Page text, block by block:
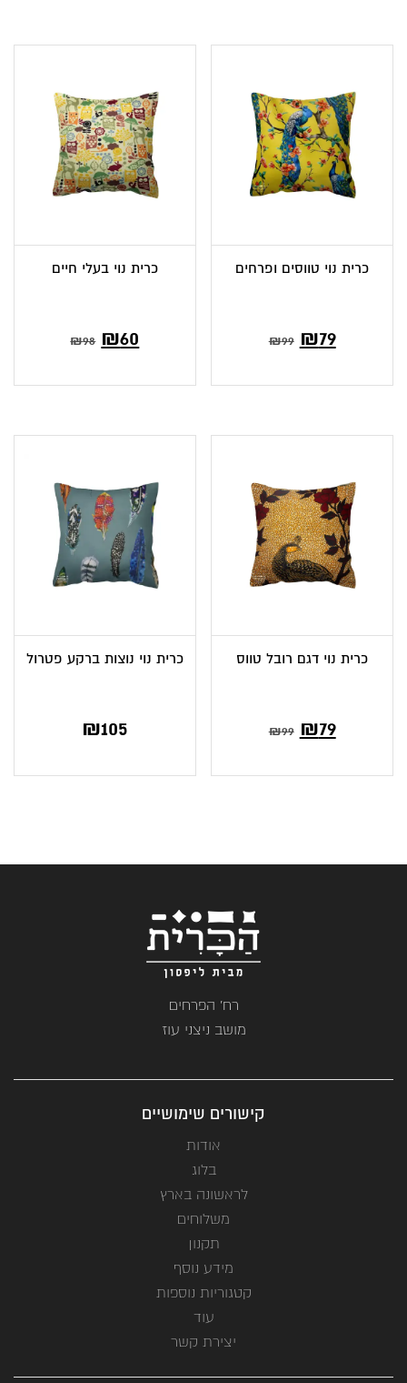
כרית נוי טווסים ופרחים
₪99 ₪79
כרית נוי בעלי חיים
₪98 המחיר
₪98.
₪60
₪60.
כרית נוי דגם רובל טווס
₪99 ₪79
כרית נוי נוצות ברקע פטרול
₪105
רח' הפרחים
מושב ניצני עוז
קישורים שימושיים
אודות
בלוג
לראשונה בארץ
משלוחים
תקנון
מידע נוסף
קטגוריות נוספות
עוד
יצירת קשר